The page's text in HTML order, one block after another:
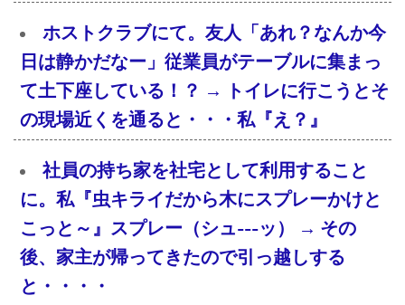
ホストクラブにて。友人「あれ？なんか今
日は静かだなー」従業員がテーブルに集まっ
て土下座している！？ → トイレに行こうとそ
の現場近くを通ると・・・私『え？』
社員の持ち家を社宅として利用すること
に。私『虫キライだから木にスプレーかけと
こっと～』スプレー（シュ---ッ） → その
後、家主が帰ってきたので引っ越しする
と・・・・